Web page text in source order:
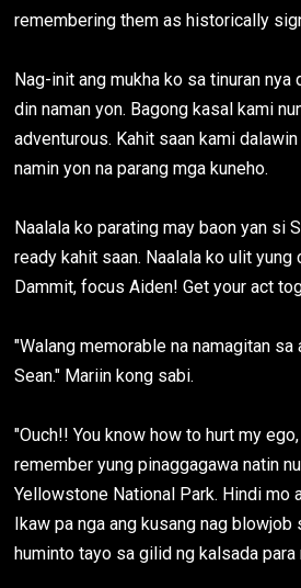
remembering them as historically
Nag-init ang mukha ko sa tinuran nya
din naman yon. Bagong kasal kami
adventurous. Kahit saan kami
namin yon na parang mga kuneho.
Naalala ko parating may baon yan si
ready kahit saan. Naalala ko ulit yung
Dammit, focus Aiden! Get your act
"Walang memorable na namagitan
Sean." Mariin kong sabi.
"Ouch!! You know how to hurt my
remember yung pinaggagawa natin
Yellowstone National Park. Hindi mo
Ikaw pa nga ang kusang nag blowjob
huminto tayo sa gilid ng kalsada